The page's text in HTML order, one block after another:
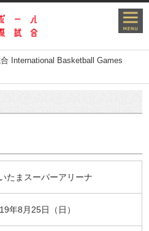
International Basketball Games
たまスーパーアリーナ
年8月25日（日）